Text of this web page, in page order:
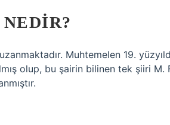
Muhtemelen 19.
olup, bu şairin bilinen tek şiiri M.